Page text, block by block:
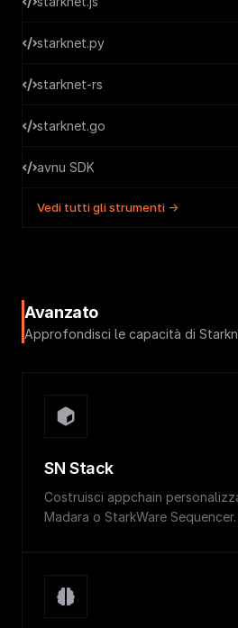
starknet.py
starknet-rs
starknet.go
avnu SDK
Vedi tutti gli strumenti →
Avanzato
Approfondisci le capacità di
SN Stack
Costruisci appchain
Madara o StarkWare Sequencer.